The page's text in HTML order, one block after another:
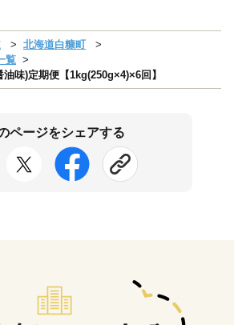
北海道白糠町
覧
味)定期便【1kg(250g×4)×6回】
ページをシェアする